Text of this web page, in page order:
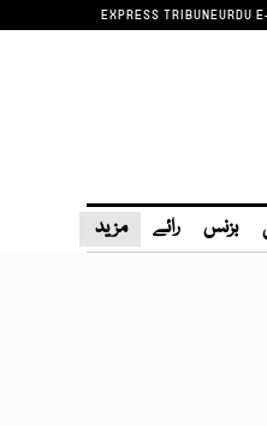
EXPRESS TRIBUNEURDU
بزنس رائے مزید